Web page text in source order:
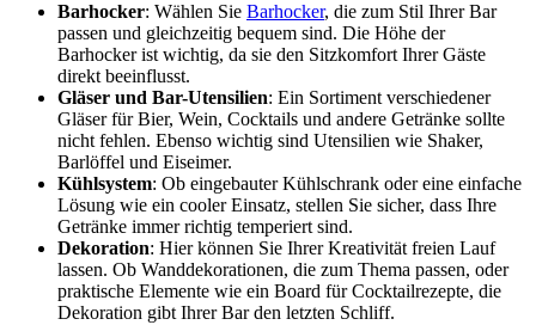
Barhocker: Wählen Sie Barhocker, die zum Stil Ihrer Bar
passen und gleichzeitig bequem sind. Die Höhe der
Barhocker ist wichtig, da sie den Sitzkomfort Ihrer Gäste
direkt beeinflusst.
Gläser und Bar-Utensilien: Ein Sortiment verschiedener
Gläser für Bier, Wein, Cocktails und andere Getränke sollte
nicht fehlen. Ebenso wichtig sind Utensilien wie Shaker,
Barlöffel und Eiseimer.
Kühlsystem: Ob eingebauter Kühlschrank oder eine einfache
Lösung wie ein cooler Einsatz, stellen Sie sicher, dass Ihre
Getränke immer richtig temperiert sind.
Dekoration: Hier können Sie Ihrer Kreativität freien Lauf
lassen. Ob Wanddekorationen, die zum Thema passen, oder
praktische Elemente wie ein Board für Cocktailrezepte, die
Dekoration gibt Ihrer Bar den letzten Schliff.